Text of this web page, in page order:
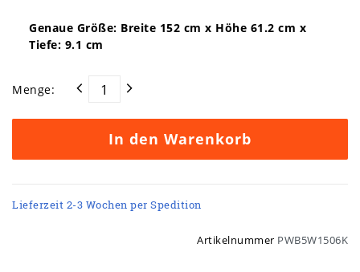
Genaue Größe: Breite 152 cm x Höhe 61.2 cm x
Tiefe: 9.1 cm
Menge:
In den Warenkorb
Lieferzeit 2-3 Wochen per Spedition
Artikelnummer PWB5W1506K